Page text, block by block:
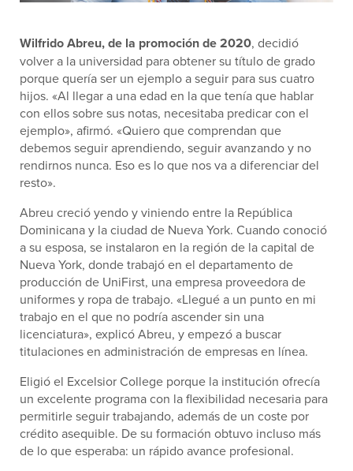
Wilfrido Abreu, de la promoción de 2020, decidió
volver a la universidad para obtener su título de grado
porque quería ser un ejemplo a seguir para sus cuatro
hijos. «Al llegar a una edad en la que tenía que hablar
con ellos sobre sus notas, necesitaba predicar con el
ejemplo», afirmó. «Quiero que comprendan que
debemos seguir aprendiendo, seguir avanzando y no
rendirnos nunca. Eso es lo que nos va a diferenciar del
resto».
Abreu creció yendo y viniendo entre la República
Dominicana y la ciudad de Nueva York. Cuando conoció
a su esposa, se instalaron en la región de la capital de
Nueva York, donde trabajó en el departamento de
producción de UniFirst, una empresa proveedora de
uniformes y ropa de trabajo. «Llegué a un punto en mi
trabajo en el que no podría ascender sin una
licenciatura», explicó Abreu, y empezó a buscar
titulaciones en administración de empresas en línea.
Eligió el Excelsior College porque la institución ofrecía
un excelente programa con la flexibilidad necesaria para
permitirle seguir trabajando, además de un coste por
crédito asequible. De su formación obtuvo incluso más
de lo que esperaba: un rápido avance profesional.